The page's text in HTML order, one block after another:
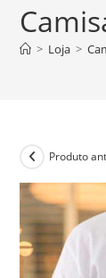
> Loja >
Produto